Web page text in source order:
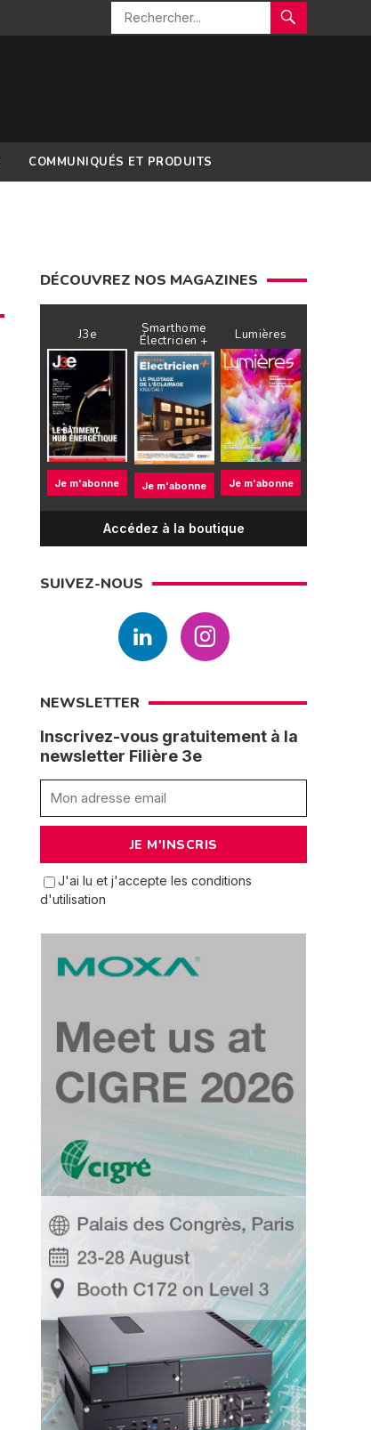
COMMUNIQUÉS ET PRODUITS
DÉCOUVREZ NOS MAGAZINES
J3e
Je m'abonne
Smarthome
Électricien +
Je m'abonne
Lumières
Je m'abonne
Accédez à la boutique
SUIVEZ-NOUS
NEWSLETTER
Inscrivez-vous gratuitement à la
newsletter Filière 3e
J'ai lu et j'accepte les conditions
d'utilisation